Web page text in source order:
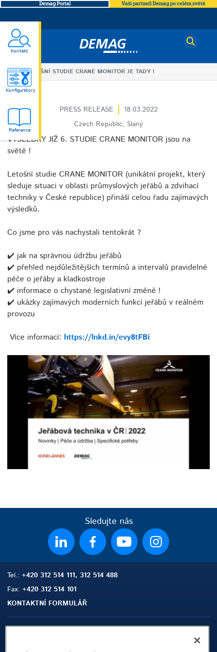
Demag Portal Vaši partneři Demag po celém světě
Demag
You
are
here
LETOŠNÍ STUDIE CRANE MONITOR JE TADY !
Kontakt
Konfigurátory
Reference
LETOŠNÍ
STUDIE
CRANE
JE
TADY
PRESS RELEASE
18.03.2022
Czech Republic, Slaný
VÝSLEDKY JIŽ 6. STUDIE CRANE MONITOR jsou na
světě !
Letošní studie CRANE MONITOR (unikátní projekt, který
sleduje situaci v oblasti průmyslových jeřábů a zdvihací
techniky v České republice) přináší celou řadu zajímavých
výsledků.
Co jsme pro vás nachystali tentokrát ?
✔️ jak na správnou údržbu jeřábů
✔️ přehled nejdůležitějších termínů a intervalů pravidelné
péče o jeřáby a kladkostroje
✔️ informace o chystané legislativní změně !
✔️ ukázky zajímavých moderních funkcí jeřábů v reálném
provozu
Více informací: https://lnkd.in/evy8tFBi
Sledujte nás
Tel.: +420 312 514 111, 312 514 488
Fax: +420 312 514 101
KONTAKTNÍ FORMULÁŘ